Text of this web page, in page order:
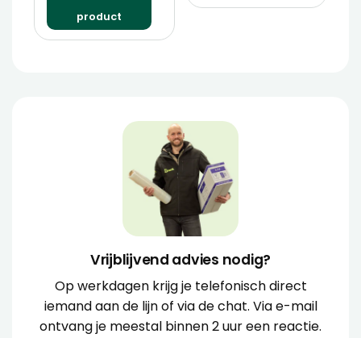
product
Vrijblijvend advies nodig?
Op werkdagen krijg je telefonisch direct
iemand aan de lijn of via de chat. Via e-mail
ontvang je meestal binnen 2 uur een reactie.